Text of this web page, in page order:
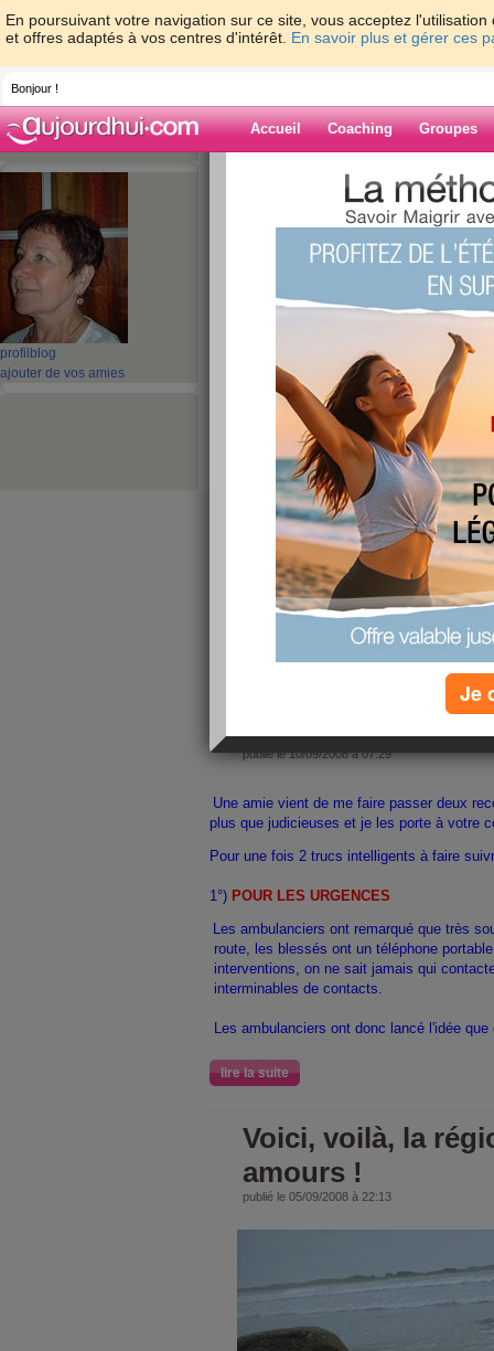
En poursuivant votre navigation sur ce site, vous acceptez
et offres adaptés à vos centres d'intérêt. En savoir plus et gérer ces
Bonjour !
Accueil Coaching Groupes
profil blog
ajouter de vos amies
> mamieblue28
Blog de
3 4
Pouvoir d'achat,
"pouvoir d' H A
publié le 25/09/2008 à 22:16
Augmentation des prix, baisse du pouvoir
La vie quotidienne est de plus en plus chère.
permettre d’acheter mieux en dépensant moins.
Faire des économies… dans les
1. Je demande une ristourne si j’achète
crédit gratuitde plus de 3 mois. Le vendeur
prix affiché. Le ta
lire la suite
Astuces
publié le 10/09/2008 à 07:29
Une amie vient de me faire passer deux
plus que judicieuses et je les porte à votre
Pour une fois 2 trucs intelligents à faire
1°) POUR LES URGENCES
Les ambulanciers ont remarqué que très
route, les blessés ont un téléphone
interventions, on ne sait jamais qui
interminables de contacts.
Les ambulanciers ont donc lancé l'idée que
lire la suite
Voici, voilà, la
amours !
publié le 05/09/2008 à 22:13
Je